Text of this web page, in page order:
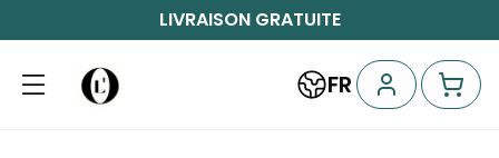
LIVRAISON GRATUITE
FR